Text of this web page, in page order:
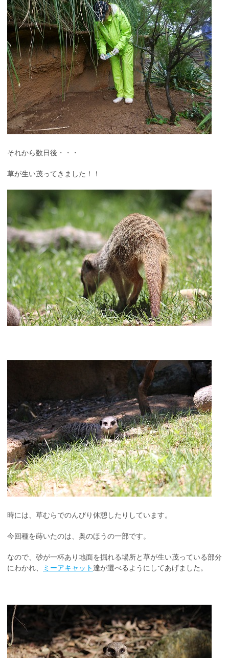
それから数日後・・・
草が生い茂ってきました！！
時には、草むらでのんびり休憩したりしています。
今回種を蒔いたのは、奥のほうの一部です。
なので、砂が一杯あり地面を掘れる場所と草が生い茂っている部分
にわかれ、
ミーアキャット達が選べるようにしてあげました。